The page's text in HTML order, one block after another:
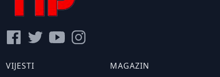
VIJESTI
MAGAZIN